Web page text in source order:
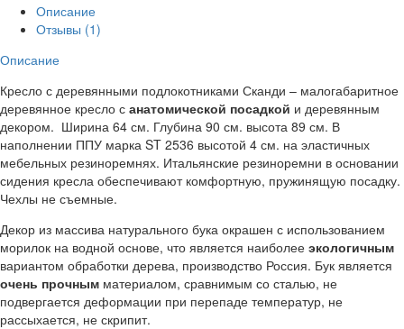
Описание
Отзывы (1)
Описание
Кресло с деревянными подлокотниками Сканди – малогабаритное
деревянное кресло с анатомической посадкой и деревянным
декором. Ширина 64 см. Глубина 90 см. высота 89 см. В
наполнении ППУ марка ST 2536 высотой 4 см. на эластичных
мебельных резиноремнях. Итальянские резиноремни в основании
сидения кресла обеспечивают комфортную, пружинящую посадку.
Чехлы не съемные.
Декор из массива натурального бука окрашен с использованием
морилок на водной основе, что является наиболее экологичным
вариантом обработки дерева, производство Россия. Бук является
очень прочным материалом, сравнимым со сталью, не
подвергается деформации при перепаде температур, не
рассыхается, не скрипит.